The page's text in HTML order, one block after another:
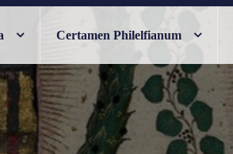
Certamen Philelfianum